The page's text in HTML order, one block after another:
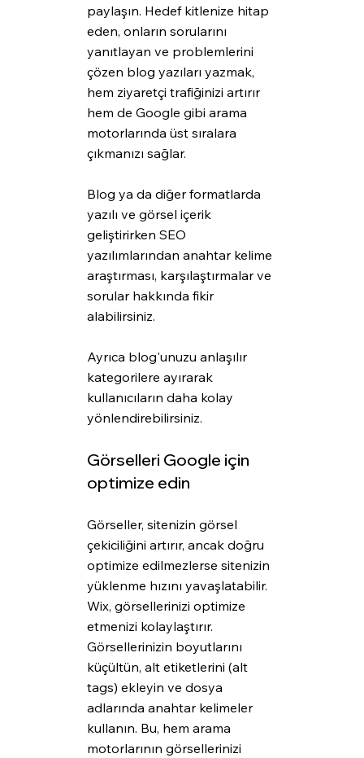
paylaşın. Hedef kitlenize hitap
eden, onların sorularını
yanıtlayan ve problemlerini
çözen blog yazıları yazmak,
hem ziyaretçi trafiğinizi artırır
hem de Google gibi arama
motorlarında üst sıralara
çıkmanızı sağlar.
Blog ya da diğer formatlarda
yazılı ve görsel içerik
geliştirirken SEO
yazılımlarından anahtar kelime
araştırması, karşılaştırmalar ve
sorular hakkında fikir
alabilirsiniz.
Ayrıca blog'unuzu anlaşılır
kategorilere ayırarak
kullanıcıların daha kolay
yönlendirebilirsiniz.
Görselleri Google için
optimize edin
Görseller, sitenizin görsel
çekiciliğini artırır, ancak doğru
optimize edilmezlerse sitenizin
yüklenme hızını yavaşlatabilir.
Wix, görsellerinizi optimize
etmenizi kolaylaştırır.
Görsellerinizin boyutlarını
küçültün, alt etiketlerini (alt
tags) ekleyin ve dosya
adlarında anahtar kelimeler
kullanın. Bu, hem arama
motorlarının görsellerinizi